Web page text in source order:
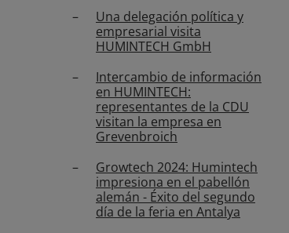
Una delegación política y
empresarial visita
HUMINTECH GmbH
Intercambio de información
en HUMINTECH:
representantes de la CDU
visitan la empresa en
Grevenbroich
Growtech 2024: Humintech
impresiona en el pabellón
alemán - Éxito del segundo
día de la feria en Antalya